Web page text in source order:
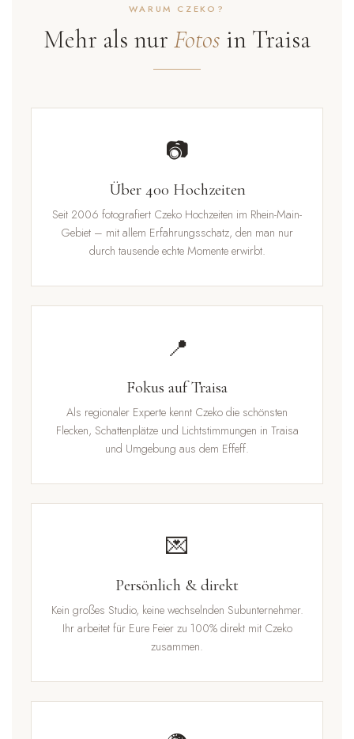
WARUM CZEKO?
Mehr als nur Fotos in Traisa
📷
Über 400 Hochzeiten
Seit 2006 fotografiert Czeko Hochzeiten im Rhein-Main-
Gebiet – mit allem Erfahrungsschatz, den man nur
durch tausende echte Momente erwirbt.
📍
Fokus auf Traisa
Als regionaler Experte kennt Czeko die schönsten
Flecken, Schattenplätze und Lichtstimmungen in Traisa
und Umgebung aus dem Effeff.
💌
Persönlich & direkt
Kein großes Studio, keine wechselnden Subunternehmer.
Ihr arbeitet für Eure Feier zu 100% direkt mit Czeko
zusammen.